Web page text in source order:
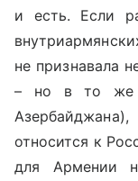
и есть. Если
не признавала
– но в то же
относится к
для Армении